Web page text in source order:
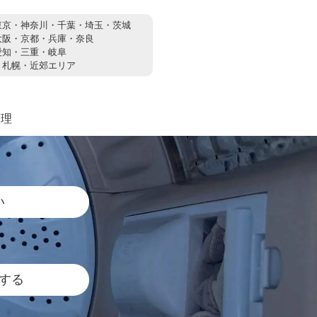
京・神奈川・千葉・埼玉・茨城
阪・京都・兵庫・奈良
知・三重・岐阜
札幌・近郊エリア
る